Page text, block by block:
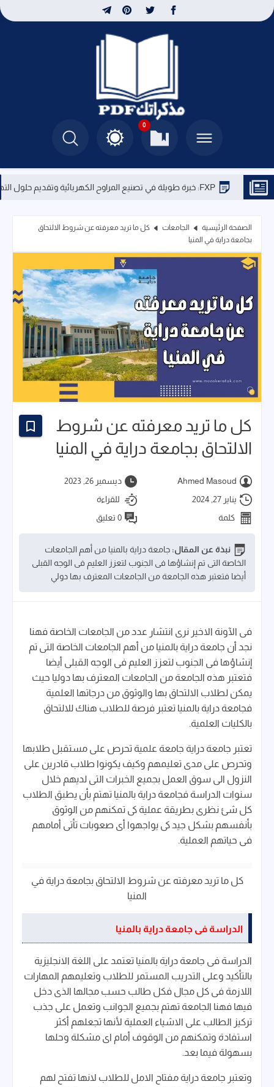
0
FXP: خبرة طويلة في تصنيع المراوح الكهربائية وتقديم حلول التهوية المتطورة
الصفحة الرئيسية الجامعات
كل ما تريد معرفته عن شروط الالتحاق
بجامعة دراية في المنيا
كل ما تريد معرفته عن شروط
الالتحاق بجامعة دراية في المنيا
Ahmed Masoud
ديسمبر 26, 2023
يناير 27, 2024
للقراءة
كلمة
0 تعليق
نبذة عن المقال: جامعة دراية بالمنيا من أهم الجامعات
الخاصة التى تم إنشاؤها فى الجنوب لتعزز العليم فى الوجه القبلى
أيضا فتعتبر هذه الجامعة من الجامعات المعترف بها دولي
فى الآونة الاخير نرى انتشار عدد من الجامعات الخاصة فهنا
نجد أن جامعة دراية بالمنيا من أهم الجامعات الخاصة التى تم
إنشاؤها فى الجنوب لتعزز العليم فى الوجه القبلى أيضا
فتعتبر هذه الجامعة من الجامعات المعترف بها دوليا حيث
يمكن لطلاب الالتحاق بها والوثوق من درجاتها العلمية
فجامعة دراية بالمنيا تعتبر فرصة للطلاب هناك للالتحاق
بالكليات العلمية.
تعتبر جامعة دراية جامعة علمية تحرص على مستقبل طلابها
وتحرص على مدى تعليمهم وكيف يكونوا طلاب قادرين على
النزول الى سوق العمل بجميع الخبرات التى لديهم خلال
سنوات الدراسة فجامعة دراية بالمنيا تهتم بأن يطبق الطلاب
كل شئ نظرى بطريقة عملية كى تمكنهم من الوثوق
بأنفسهم بشكل جيد كى يواجهوا أى صعوبات تأتى أمامهم
فى حياتهم العملية.
كل ما تريد معرفته عن شروط الالتحاق بجامعة دراية في
المنيا
الدراسة فى جامعة دراية بالمنيا
الدراسة فى جامعة دراية بالمنيا تعتمد على اللغة الانجليزية
بالتأكيد وعلى التدريب المستمر للطلاب وتعليمهم المهارات
اللازمة فى كل مجال فكل طالب حسب مجالها الذى دخل
فيها فهنا الجامعة تهتم بجميع الجوانب وتعمل على جذب
تركيز الطالب على الاشياء العملية لأنها تجعلهم أكثر
استفادة وتمكنهم من الوقوف أمام اى مشكلة وحلها
بسهولة فيما بعد.
وتعتبر جامعة دراية مفتاح الامل للطلاب لانها تفتح لهم